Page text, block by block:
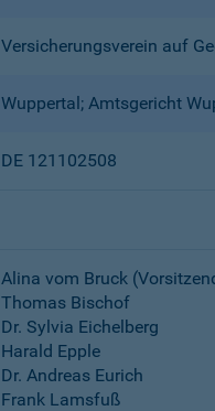
Versicherungsverein auf
Wuppertal; Amtsgericht
DE 121102508
Alina vom Bruck
Thomas Bischof
Dr. Sylvia Eichelberg
Harald Epple
Dr. Andreas Eurich
Frank Lamsfuß